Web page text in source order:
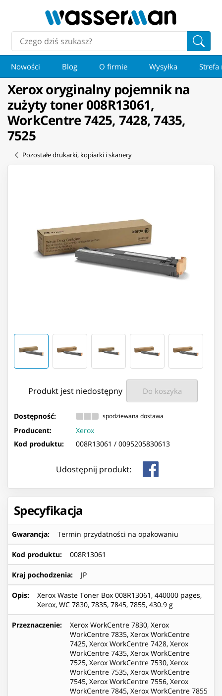
Nowości Blog O firmie Wysyłka Strefa
Xerox oryginalny pojemnik na
zużyty toner 008R13061,
WorkCentre 7425, 7428, 7435,
7525
Pozostałe drukarki, kopiarki i skanery
Produkt jest niedostępny Do koszyka
Dostępność: spodziewana dostawa
Producent:
Xerox
Kod produktu:
008R13061 / 0095205830613
Udostępnij produkt:
Specyfikacja
Gwarancja: Termin przydatności na opakowaniu
Kod produktu: 008R13061
Kraj pochodzenia: JP
Opis:
Xerox Waste Toner Box 008R13061, 440000 pages,
Xerox, WC 7830, 7835, 7845, 7855, 430.9 g
Przeznaczenie:
Xerox WorkCentre 7830, Xerox
WorkCentre 7835, Xerox WorkCentre
7425, Xerox WorkCentre 7428, Xerox
WorkCentre 7435, Xerox WorkCentre
7525, Xerox WorkCentre 7530, Xerox
WorkCentre 7535, Xerox WorkCentre
7545, Xerox WorkCentre 7556, Xerox
WorkCentre 7845, Xerox WorkCentre 7855